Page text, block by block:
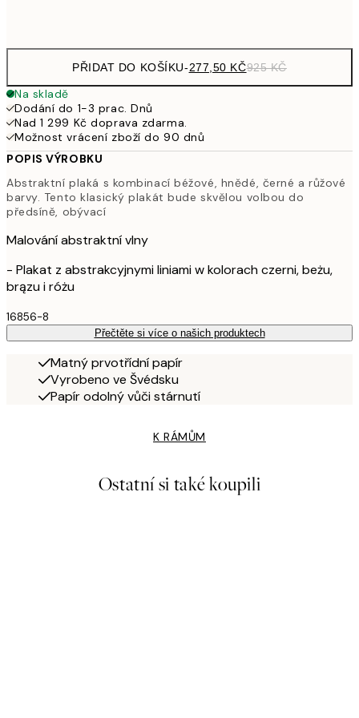
PŘIDAT DO KOŠÍKU-277,50 KČ925 KČ
Na skladě
Dodání do 1-3 prac. Dnů
Nad 1 299 Kč doprava zdarma.
Možnost vrácení zboží do 90 dnů
POPIS VÝROBKU
Abstraktní plaká s kombinací béžové, hnědé, černé a růžové
barvy. Tento klasický plakát bude skvělou volbou do
předsíně, obývací
Malování abstraktní vlny
- Plakat z abstrakcyjnymi liniami w kolorach czerni, beżu,
brązu i różu
16856-8
Přečtěte si více o našich produktech
Matný prvotřídní papír
Vyrobeno ve Švédsku
Papír odolný vůči stárnutí
K RÁMŮM
Ostatní si také koupili